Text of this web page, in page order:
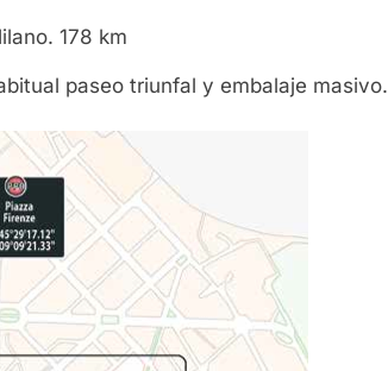
178 km
paseo triunfal y embalaje masivo.